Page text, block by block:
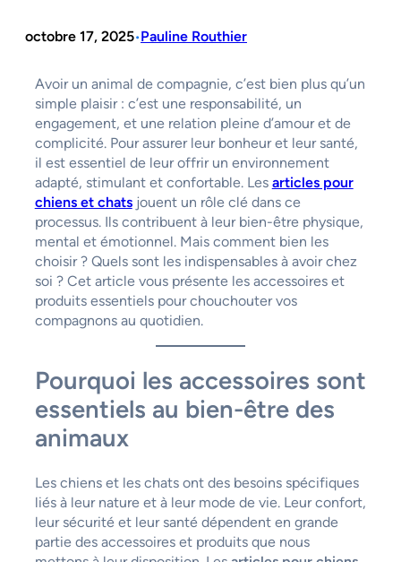
octobre 17, 2025•Pauline Routhier
Avoir un animal de compagnie, c’est bien plus qu’un
simple plaisir : c’est une responsabilité, un
engagement, et une relation pleine d’amour et de
complicité. Pour assurer leur bonheur et leur santé,
il est essentiel de leur offrir un environnement
adapté, stimulant et confortable. Les articles pour
chiens et chatsjouent un rôle clé dans ce
processus. Ils contribuent à leur bien-être physique,
mental et émotionnel. Mais comment bien les
choisir ? Quels sont les indispensables à avoir chez
soi ? Cet article vous présente les accessoires et
produits essentiels pour chouchouter vos
compagnons au quotidien.
Pourquoi les accessoires sont
essentiels au bien-être des
animaux
Les chiens et les chats ont des besoins spécifiques
liés à leur nature et à leur mode de vie. Leur confort,
leur sécurité et leur santé dépendent en grande
partie des accessoires et produits que nous